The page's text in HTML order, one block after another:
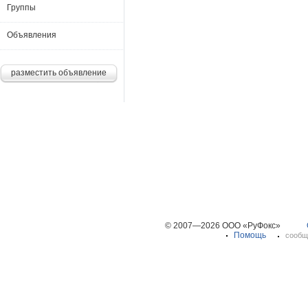
Группы
Объявления
разместить объявление
© 2007—2026 ООО «РуФокс»
Помощь